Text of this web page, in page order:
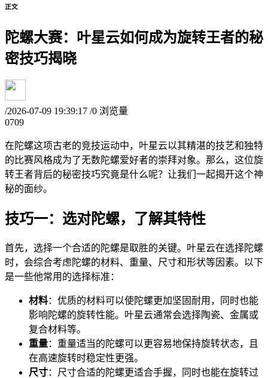
正文
陀螺大赛：叶星云如何成为旋转王者的秘
密技巧揭晓
/2026-07-09 19:39:17 /0 浏览量
0709
在陀螺这项古老的竞技运动中，叶星云以其精湛的技艺和独特
的比赛风格成为了无数陀螺爱好者的崇拜对象。那么，这位旋
转王者背后的秘密技巧究竟是什么呢？让我们一起揭开这个神
秘的面纱。
技巧一：选对陀螺，了解其特性
首先，选择一个合适的陀螺是取胜的关键。叶星云在选择陀螺
时，会综合考虑陀螺的材料、重量、尺寸和形状等因素。以下
是一些他常用的选择标准：
材料：优质的材料可以使陀螺更加坚固耐用，同时也能
影响陀螺的旋转性能。叶星云通常会选择陶瓷、金属或
复合材料等。
重量：重量适当的陀螺可以更容易地保持旋转状态，且
在高速旋转时稳定性更强。
尺寸：尺寸合适的陀螺更适合手握，同时也能在旋转过